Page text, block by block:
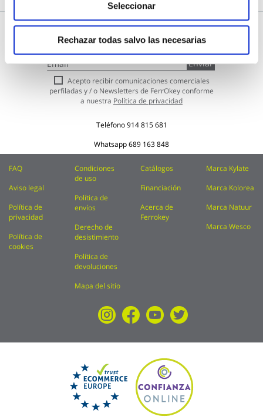
Seleccionar
Rechazar todas salvo las necesarias
Subscríbete a nuestra Newsletter
Inscríbase
a
nuestro
boletín
de
Enviar
Acepto recibir comunicaciones comerciales
perfiladas y / o Newsletters de FerrOkey conforme
a nuestra Política de privacidad
Teléfono914 815 681
Whatsapp689 163 848
FAQ
Aviso legal
Política de
privacidad
Política de
cookies
Condiciones
de uso
Política de
envíos
Derecho de
desistimiento
Política de
devoluciones
Mapa del sitio
Catálogos
Financiación
Acerca de
Ferrokey
Marca Kylate
Marca Kolorea
Marca Natuur
Marca Wesco